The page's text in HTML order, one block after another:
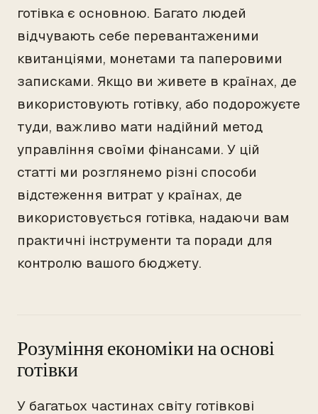
готівка є основною. Багато людей
відчувають себе перевантаженими
квитанціями, монетами та паперовими
записками. Якщо ви живете в країнах, де
використовують готівку, або подорожуєте
туди, важливо мати надійний метод
управління своїми фінансами. У цій
статті ми розглянемо різні способи
відстеження витрат у країнах, де
використовується готівка, надаючи вам
практичні інструменти та поради для
контролю вашого бюджету.
Розуміння економіки на основі
готівки
У багатьох частинах світу готівкові